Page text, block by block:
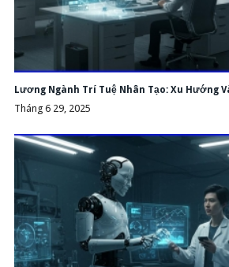
Lương Ngành Trí Tuệ Nhân Tạo: Xu Hướng
Tháng 6 29, 2025